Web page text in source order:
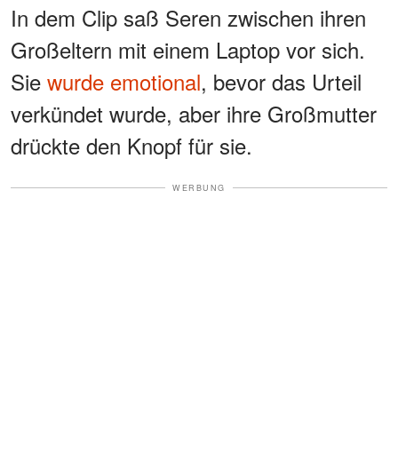
In dem Clip saß Seren zwischen ihren
Großeltern mit einem Laptop vor sich.
Sie wurde emotional, bevor das Urteil
verkündet wurde, aber ihre Großmutter
drückte den Knopf für sie.
WERBUNG